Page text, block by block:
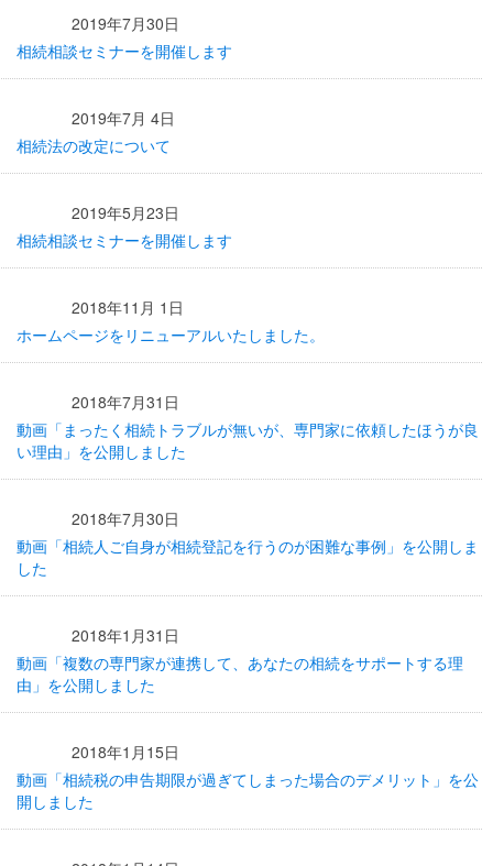
2019年7月30日
相続相談セミナーを開催します
2019年7月 4日
相続法の改定について
2019年5月23日
相続相談セミナーを開催します
2018年11月 1日
ホームページをリニューアルいたしました。
2018年7月31日
動画「まったく相続トラブルが無いが、専門家に依頼したほうが良
い理由」を公開しました
2018年7月30日
動画「相続人ご自身が相続登記を行うのが困難な事例」を公開しま
した
2018年1月31日
動画「複数の専門家が連携して、あなたの相続をサポートする理
由」を公開しました
2018年1月15日
動画「相続税の申告期限が過ぎてしまった場合のデメリット」を公
開しました